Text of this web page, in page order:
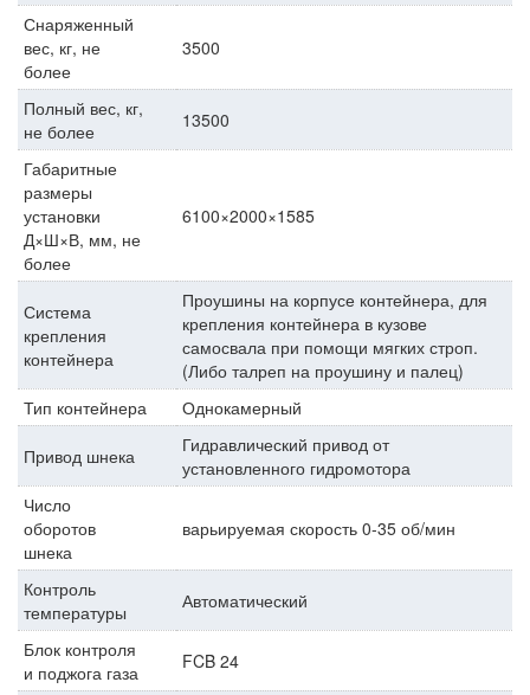
Снаряженный
вес, кг, не
более
3500
Полный вес, кг,
не более
13500
Габаритные
размеры
установки
Д×Ш×В, мм, не
более
6100×2000×1585
Система
крепления
контейнера
Проушины на корпусе контейнера, для
крепления контейнера в кузове
самосвала при помощи мягких строп.
(Либо талреп на проушину и палец)
Тип контейнера
Однокамерный
Привод шнека
Гидравлический привод от
установленного гидромотора
Число
оборотов
шнека
варьируемая скорость 0-35 об/мин
Контроль
температуры
Автоматический
Блок контроля
и поджога газа
FCB 24